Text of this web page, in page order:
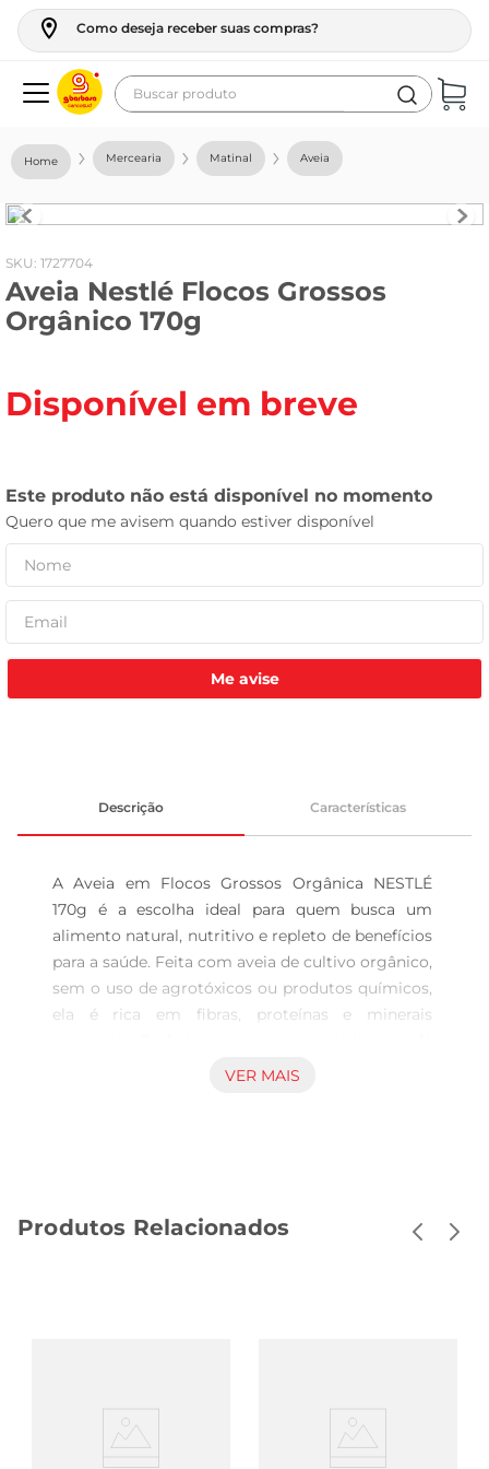
Como deseja receber suas compras?
Buscar produto
Mercearia Matinal Aveia
: 1727704
Aveia Nestlé Flocos Grossos
Orgânico 170g
Disponível em breve
Me avise
Descrição Características
A Aveia em Flocos Grossos Orgânica NESTLÉ
170g é a escolha ideal para quem busca um
alimento natural, nutritivo e repleto de benefícios
para a saúde. Feita com aveia de cultivo orgânico,
sem o uso de agrotóxicos ou produtos químicos,
ela é rica em fibras, proteínas e minerais
da manhã ou no lanche, pode ser adicionada a
VER MAIS
Produtos Relacionados
geladeira
fogao
café
cerveja
leite
celular